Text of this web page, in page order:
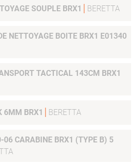
SOUPLE BRX1 BERETTA
NETTOYAGE BOITE BRX1 E01340
TACTICAL 143CM BRX1
6MM BRX1 BERETTA
06 CARABINE BRX1 (TYPE B) 5